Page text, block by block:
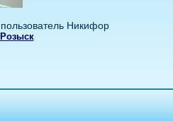
Никифор